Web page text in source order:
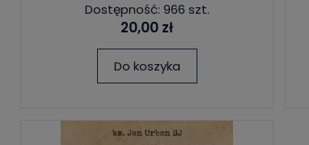
Dostępność: 966 szt.
20,00 zł
Do koszyka